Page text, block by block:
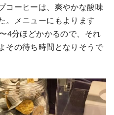
コーヒーは、爽やかな酸味
。メニューにもよります
4分ほどかかるので、それ
その待ち時間となりそうで